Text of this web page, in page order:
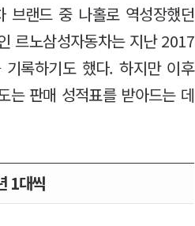
브랜드 중 나홀로 역성장했던
르노삼성자동차는 지난 2017
록하기도 했다. 하지만 이후
는 판매 성적표를 받아드는 데
1대씩